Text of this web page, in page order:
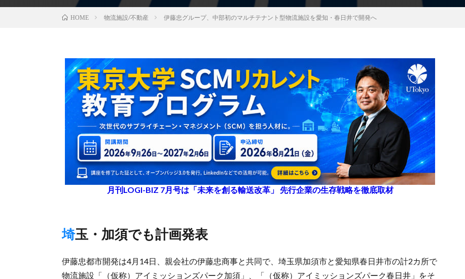
HOME 物流施設/不動産 伊藤忠グループ、中部初のマルチテナント型物流施設を愛知・春日井で開発へ
月刊LOGI-BIZ 7月号は「未来を創る輸送改革」 先行企業の生存戦略を徹底取材
埼玉・加須でも計画発表
伊藤忠都市開発は4月14日、親会社の伊藤忠商事と共同で、埼玉県加須市と愛知県春日井市の計2カ所で
物流施設「（仮称）アイミッションズパーク加須」、「（仮称）アイミッションズパーク春日井」をそ